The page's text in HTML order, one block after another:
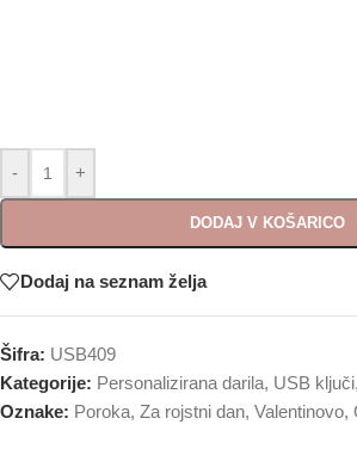
- +
DODAJ V KOŠARICO
Dodaj na seznam želja
Šifra: USB409
Kategorije: Personalizirana darila, USB ključi,
Oznake: Poroka, Za rojstni dan, Valentinovo,